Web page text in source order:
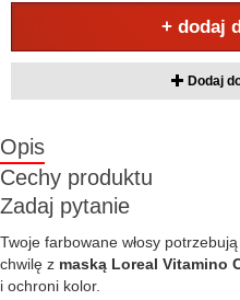
+ dodaj
Dodaj
Opis
Cechy produktu
Zadaj pytanie
Twoje farbowane włosy
chwilę z maską Loreal Vitamino
i ochroni kolor.